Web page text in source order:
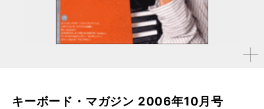
拡大す
キーボード・マガジン 2006年10月号